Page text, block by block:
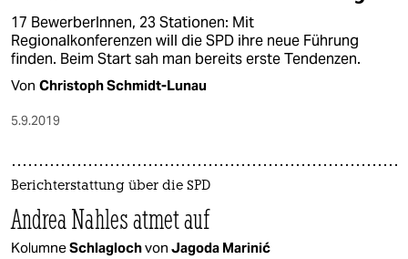
17 BewerberInnen, 23 Stationen: Mit
Regionalkonferenzen will die SPD ihre neue Führung
finden. Beim Start sah man bereits erste Tendenzen.
Von Christoph Schmidt-Lunau
5.9.2019
Berichterstattung über die SPD
Andrea Nahles atmet auf
KolumneSchlaglochvon Jagoda Marinić